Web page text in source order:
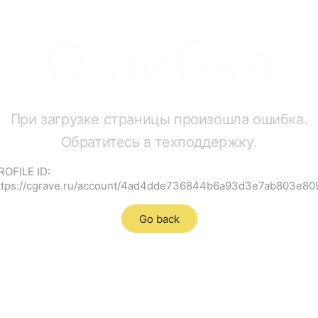
При загрузке страницы произошла ошибка.
Обратитесь в техподдержку.
ID:
cgrave.ru/account/
Go back